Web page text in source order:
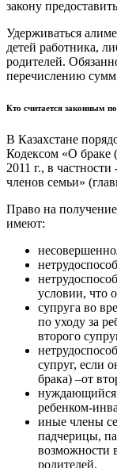
закону
Удерживаться
детей работника,
родителей.
перечислению сумм
Кто считается законным
В Казахстане
Кодексом «О браке
2011 г., в
членов семьи»
Право на
имеют:
условии, что
супруга во
по уходу за
второго
супруг, если
брака) –от
нуждающийся
ребенком-
иные члены
падчерицы,
возможности
родителей.